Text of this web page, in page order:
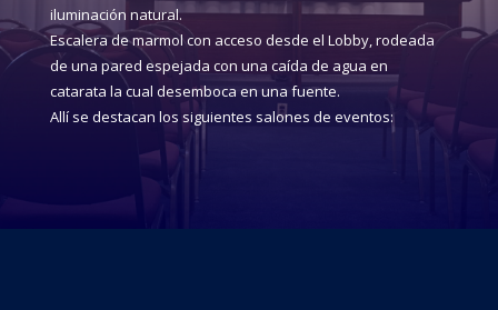
iluminación natural.
Escalera de marmol con acceso desde el Lobby, rodeada
de una pared espejada con una caída de agua en
catarata la cual desemboca en una fuente.
Allí se destacan los siguientes salones de eventos: